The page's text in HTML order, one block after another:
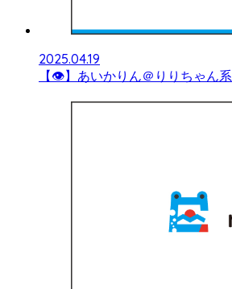
2025.04.19
【👁】あいかりん＠りりちゃん系